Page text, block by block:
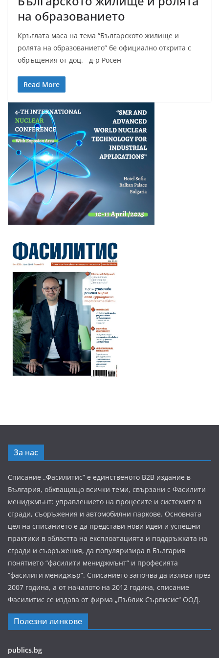
на образованието
Кръглата маса на тема “Българското жилище и
ролята на образованието” бе официално открита с
обръщения от доц. д-р Росен
Read More
За нас
Списание „Фасилитис” е единственото B2B издание в
България, обхващащо всички теми, свързани с Фасилити
мениджмънт: управлението на процесите и системите в
сгради, съоръжения и автомобилни паркове. Основната
цел на списанието е да представи нови идеи и успешни
практики в областта на експлоатацията и поддръжката на
сгради и съоръжения, да популяризира в България
понятието “фасилити мениджмънт” и професията
“фасилити мениджър”. Списанието започва да излиза през
2007 година, а от началото на 2012 година, списание
Фасилитис се издава от фирма „Пъблик Сървисис“ ООД.
Полезни линкове
publics.bg